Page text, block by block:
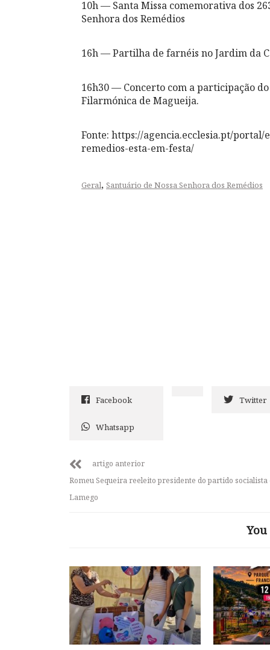
10h — Santa Missa comemorativa dos
Senhora dos Remédios
16h — Partilha de farnéis no Jardim da
16h30 — Concerto com a participação
Filarmónica de Magueija.
Fonte: https://agencia.ecclesia.pt/
remedios-esta-em-festa/
Geral, Santuário de Nossa Senhora dos Remédios
Facebook Twitter
Whatsapp
artigo anterior
Romeu Sequeira reeleito presidente do partido socialista
Lamego